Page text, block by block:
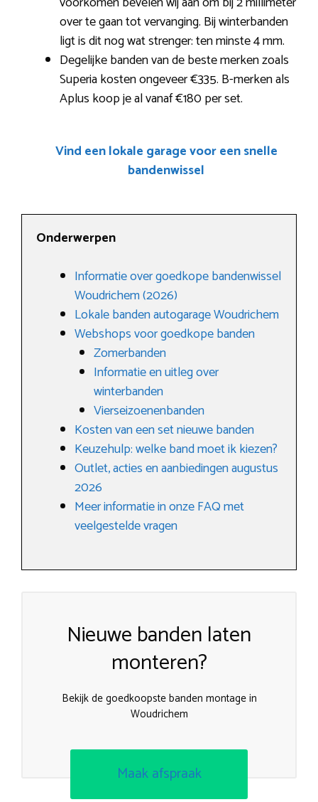
over te gaan tot vervanging. Bij winterbanden
ligt is dit nog wat strenger: ten minste 4 mm.
Degelijke banden van de beste merken zoals
Superia kosten ongeveer €335. B-merken als
Aplus koop je al vanaf €180 per set.
Vind een lokale garage voor een snelle
bandenwissel
Onderwerpen
Informatie over goedkope bandenwissel
Woudrichem (2026)
Lokale banden autogarage Woudrichem
Webshops voor goedkope banden
Zomerbanden
Informatie en uitleg over
winterbanden
Vierseizoenenbanden
Kosten van een set nieuwe banden
Keuzehulp: welke band moet ik kiezen?
Outlet, acties en aanbiedingen augustus
2026
Meer informatie in onze FAQ met
veelgestelde vragen
Nieuwe banden laten
monteren?
Bekijk de goedkoopste banden montage in
Woudrichem
Maak afspraak